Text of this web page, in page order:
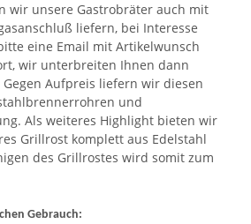
wir unsere Gastrobräter auch mit
liefern, bei Interesse
eine Email mit Artikelwunsch
wir unterbreiten Ihnen dann
Aufpreis liefern wir diesen
und
Als weiteres Highlight bieten wir
Grillrost komplett aus Edelstahl
des Grillrostes wird somit zum
Gebrauch: